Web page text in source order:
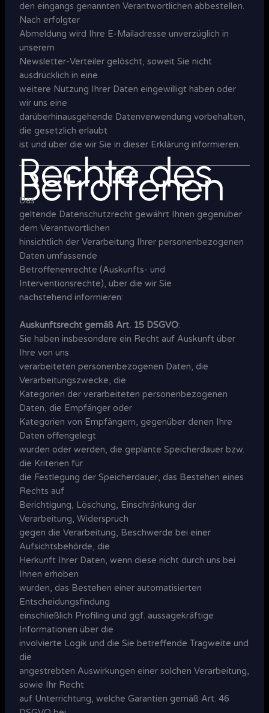
den eingangs genannten Verantwortlichen abbestellen.
Nach erfolgter
Abmeldung wird Ihre E-Mailadresse unverzüglich in
unserem
Newsletter-Verteiler gelöscht, soweit Sie nicht
ausdrücklich in eine
weitere Nutzung Ihrer Daten eingewilligt haben oder
wir uns eine
darüberhinausgehende Datenverwendung vorbehalten,
die gesetzlich erlaubt
ist und über die wir Sie in dieser Erklärung informieren.
Rechte des
Betroffenen
Das
geltende Datenschutzrecht gewährt Ihnen gegenüber
dem Verantwortlichen
hinsichtlich der Verarbeitung Ihrer personenbezogenen
Daten umfassende
Betroffenenrechte (Auskunfts- und
Interventionsrechte), über die wir Sie
nachstehend informieren:
Auskunftsrecht gemäß Art. 15 DSGVO:
Sie haben insbesondere ein Recht auf Auskunft über
Ihre von uns
verarbeiteten personenbezogenen Daten, die
Verarbeitungszwecke, die
Kategorien der verarbeiteten personenbezogenen
Daten, die Empfänger oder
Kategorien von Empfängern, gegenüber denen Ihre
Daten offengelegt
wurden oder werden, die geplante Speicherdauer bzw.
die Kriterien für
die Festlegung der Speicherdauer, das Bestehen eines
Rechts auf
Berichtigung, Löschung, Einschränkung der
Verarbeitung, Widerspruch
gegen die Verarbeitung, Beschwerde bei einer
Aufsichtsbehörde, die
Herkunft Ihrer Daten, wenn diese nicht durch uns bei
Ihnen erhoben
wurden, das Bestehen einer automatisierten
Entscheidungsfindung
einschließlich Profiling und ggf. aussagekräftige
Informationen über die
involvierte Logik und die Sie betreffende Tragweite und
die
angestrebten Auswirkungen einer solchen Verarbeitung,
sowie Ihr Recht
auf Unterrichtung, welche Garantien gemäß Art. 46